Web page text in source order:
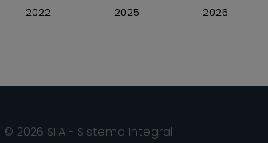
2022 2025 2026
© 2026 SIIA - Sistema Integral